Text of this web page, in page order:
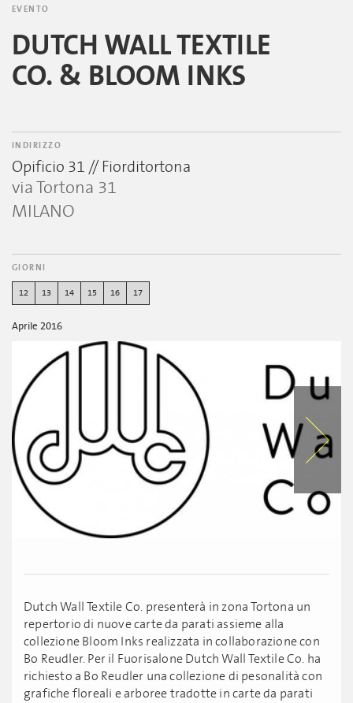
EVENTO
DUTCH WALL TEXTILE
CO. & BLOOM INKS
INDIRIZZO
Opificio 31 // Fiorditortona
via Tortona 31
MILANO
GIORNI
12 13 14 15 16 17
Aprile 2016
Dutch Wall Textile Co. presenterà in zona Tortona un
repertorio di nuove carte da parati assieme alla
collezione Bloom Inks realizzata in collaborazione con
Bo Reudler. Per il Fuorisalone Dutch Wall Textile Co. ha
richiesto a Bo Reudler una collezione di pesonalità con
grafiche floreali e arboree tradotte in carte da parati